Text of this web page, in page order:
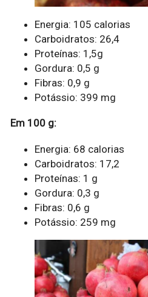
Energia: 105 calorias
Carboidratos: 26,4
Proteínas: 1,5g
Gordura: 0,5 g
Fibras: 0,9 g
Potássio: 399 mg
Em 100 g:
Energia: 68 calorias
Carboidratos: 17,2
Proteínas: 1 g
Gordura: 0,3 g
Fibras: 0,6 g
Potássio: 259 mg